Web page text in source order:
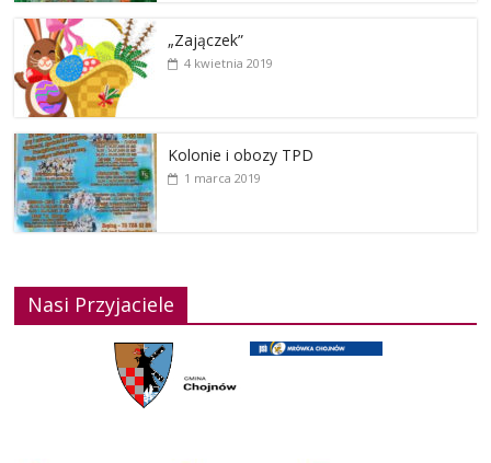
„Zajączek”
4 kwietnia 2019
Kolonie i obozy TPD
1 marca 2019
Nasi Przyjaciele